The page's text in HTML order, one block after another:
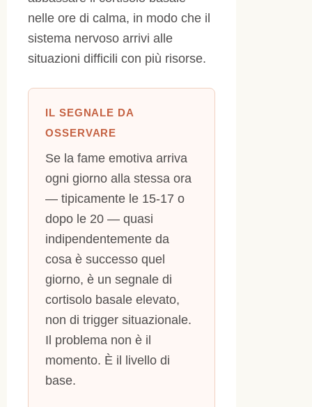
nelle ore di calma, in modo che il
sistema nervoso arrivi alle
situazioni difficili con più risorse.
IL SEGNALE DA
OSSERVARE
Se la fame emotiva arriva
ogni giorno alla stessa ora
— tipicamente le 15-17 o
dopo le 20 — quasi
indipendentemente da
cosa è successo quel
giorno, è un segnale di
cortisolo basale elevato,
non di trigger situazionale.
Il problema non è il
momento. È il livello di
base.